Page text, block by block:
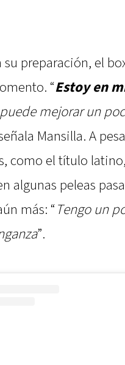
su preparación, el
“Estoy en
mejorar un
Mansilla. A
como el título
algunas peleas
más: “Tengo un
”.